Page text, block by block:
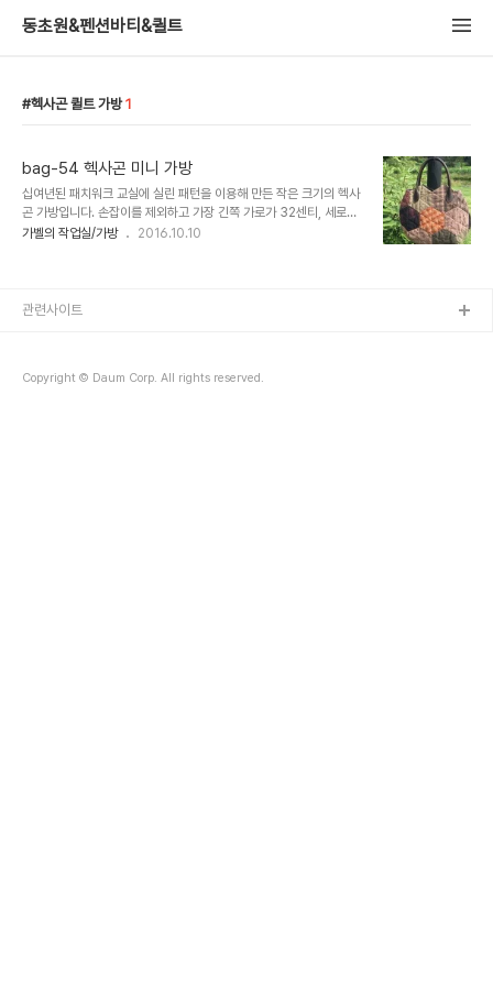
동초원&펜션바티&퀼트
헥사곤 퀼트 가방 1
bag-54 헥사곤 미니 가방
십여년된 패치워크 교실에 실린 패턴을 이용해 만든 작은 크기의 헥사
곤 가방입니다. 손잡이를 제외하고 가장 긴쪽 가로가 32센티, 세로가
24센티 정도되네요. 가방 손잡이를 재활용해서 자세히 보시면 손잡이
가벨의 작업실/가방 2016.10.10
Copyright © Daum Corp. All rights reserved.
관련사이트